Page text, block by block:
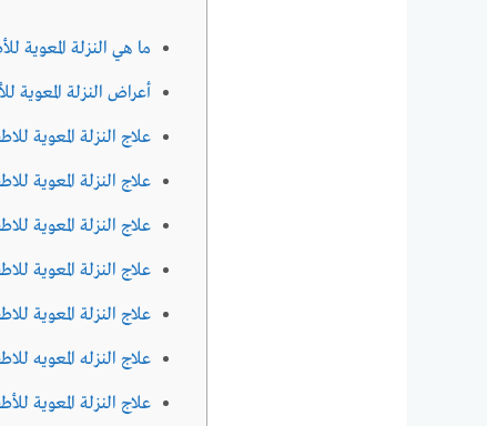
ما هي النزلة المعوية
أعراض النزلة المعوية
علاج النزلة المعوية
علاج النزلة المعوية
علاج النزلة المعوية
علاج النزلة المعوية
علاج النزلة المعوية
علاج النزله المعويه
علاج النزلة المعوية